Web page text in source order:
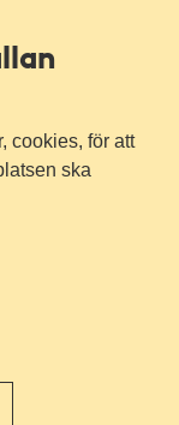
cookies, för att
ska